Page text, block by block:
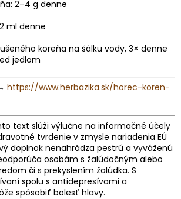
2–4 g denne
ml denne
koreňa na šálku vody, 3× denne
jedlom
https://www.herbazika.sk/horec-koren-
text slúži výlučne na informačné účely
tvrdenie v zmysle nariadenia EÚ
doplnok nenahrádza pestrú a vyváženú
osobám s žalúdočným alebo
či s prekyslením žalúdka. S
spolu s antidepresívami a
spôsobiť bolesť hlavy.